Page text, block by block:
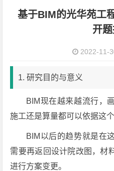
基于BIM的光华苑工
开
2022-11-
1. 研究目的与意义
BIM现在越来越流行，
施工还是算量都可以依据这个
BIM以后的趋势就是在
需要再返回设计院改图，材
进行方案变更。